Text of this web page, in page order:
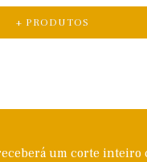
+ PRODUTOS
um corte